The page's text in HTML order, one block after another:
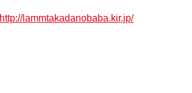
http://lammtakadanobaba.kir.jp/